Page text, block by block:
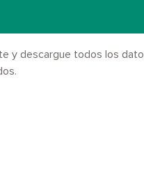
y descargue todos los